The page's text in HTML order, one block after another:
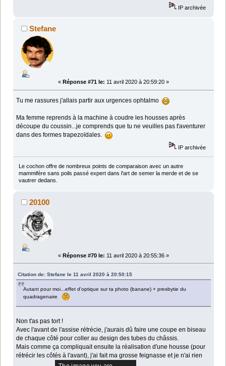
IP archivée
Stefane
« Réponse #71 le: 11 avril 2020 à 20:59:20 »
Tu me rassures j'allais partir aux urgences ophtalmo
Ma femme reprends à la machine à coudre les housses après
découpe du coussin...je comprends que tu ne veuilles pas t'aventurer
dans des formes trapezoïdales.
IP archivée
Le cochon offre de nombreux points de comparaison avec un autre
mammifère sans poils passé expert dans l'art de semer la merde et de se
vautrer dedans.
20100
« Réponse #70 le: 11 avril 2020 à 20:55:36 »
Citation de: Stefane le 11 avril 2020 à 20:50:15
Autant pour moi...effet d'optique sur ta photo (banane) + presbytie du
quadragenaire
Non t'as pas tort !
Avec l'avant de l'assise rétrécie, j'aurais dû faire une coupe en biseau
de chaque côté pour coller au design des tubes du châssis.
Mais comme ça compliquait ensuite la réalisation d'une housse (pour
rétrécir les côtés à l'avant), j'ai fait ma grosse feignasse et je n'ai rien